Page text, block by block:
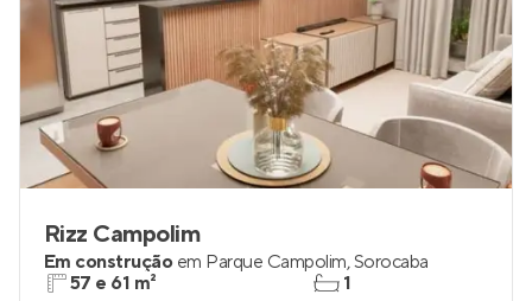
Rizz Campolim
Em construção em Parque Campolim,Sorocaba
57 e 61 m²
1